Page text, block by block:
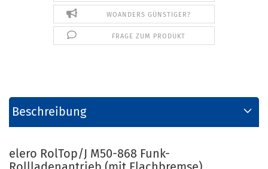
WOANDERS GÜNSTIGER?
FRAGE ZUM PRODUKT
Beschreibung
elero RolTop/J M50-868 Funk-